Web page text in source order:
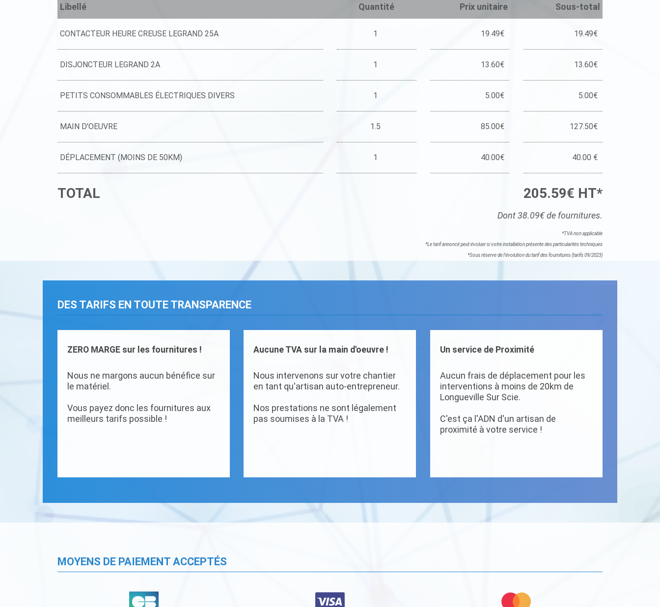
Libellé Quantité Prix unitaire Sous-total
CONTACTEUR HEURE CREUSE LEGRAND 25A 1 19.49€ 19.49€
DISJONCTEUR LEGRAND 2A 1 13.60€ 13.60€
PETITS CONSOMMABLES ÉLECTRIQUES DIVERS 1 5.00€ 5.00€
MAIN D'OEUVRE 1.5 85.00€ 127.50€
DÉPLACEMENT (MOINS DE 50KM) 1 40.00€ 40.00 €
TOTAL 205.59€ HT*
Dont 38.09€ de fournitures.
*TVA non applicable
*Le tarif annoncé peut évoluer si votre installation présente des particularités techniques
*Sous réserve de l'évolution du tarif des fournitures (tarifs 09/2023)
DES TARIFS EN TOUTE TRANSPARENCE
ZERO MARGE sur les fournitures !
Nous ne margons aucun bénéfice sur
le matériel.
Vous payez donc les fournitures aux
meilleurs tarifs possible !
Aucune TVA sur la main d'oeuvre !
Nous intervenons sur votre chantier
en tant qu'artisan auto-entrepreneur.
Nos prestations ne sont légalement
pas soumises à la TVA !
Un service de Proximité
Aucun frais de déplacement pour les
interventions à moins de 20km de
Longueville Sur Scie.
C'est ça l'ADN d'un artisan de
proximité à votre service !
MOYENS DE PAIEMENT ACCEPTÉS